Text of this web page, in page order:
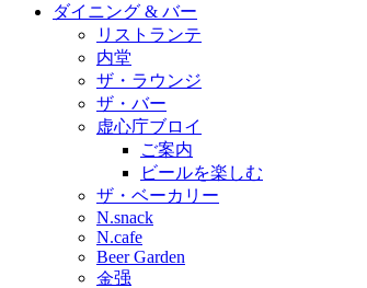
ダイニング & バー
リストランテ
内堂
ザ・ラウンジ
ザ・バー
虚心庁ブロイ
ご案内
ビールを楽しむ
ザ・ベーカリー
N.snack
N.cafe
Beer Garden
金强